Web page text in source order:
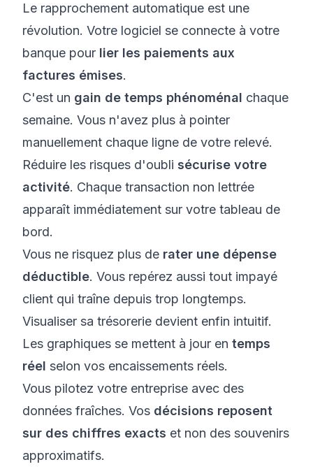
Le rapprochement automatique est une
révolution. Votre logiciel se connecte à votre
banque pour lier les paiements aux
factures émises.
C'est un gain de temps phénoménal chaque
semaine. Vous n'avez plus à pointer
manuellement chaque ligne de votre relevé.
Réduire les risques d'oubli sécurise votre
activité. Chaque transaction non lettrée
apparaît immédiatement sur votre tableau de
bord.
Vous ne risquez plus de rater une dépense
déductible. Vous repérez aussi tout impayé
client qui traîne depuis trop longtemps.
Visualiser sa trésorerie devient enfin intuitif.
Les graphiques se mettent à jour en temps
réel selon vos encaissements réels.
Vous pilotez votre entreprise avec des
données fraîches. Vos décisions reposent
sur des chiffres exacts et non des souvenirs
approximatifs.